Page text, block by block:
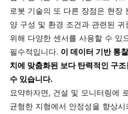
로봇 기술의 또 다른 장점은 현장
양 구성 및 환경 조건과 관련된 귀
위해 다양한 센서를 사용할 수 있
필수적입니다. 이 데이터 기반 통
치에 맞춤화된 보다 탄력적인 구
수 있습니다.
요약하자면, 건설 및 모니터링에
균형한 지형에서 안정성을 향상